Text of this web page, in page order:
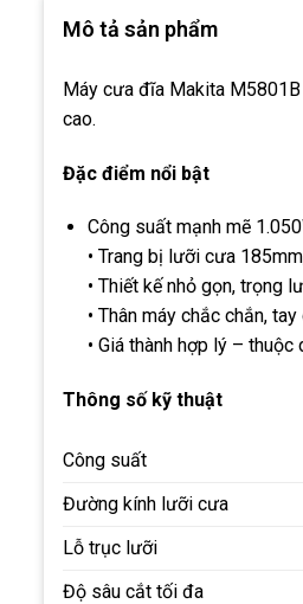
Mô tả sản phẩm
Máy cưa đĩa Makita
cao.
Đặc điểm nổi bật
Công suất mạnh mẽ
• Trang bị lưỡi cưa
• Thiết kế nhỏ gọn, trọng
• Thân máy chắc chắn,
• Giá thành hợp lý –
Thông số kỹ thuật
Công suất
Đường kính lưỡi cưa
Lỗ trục lưỡi
Độ sâu cắt tối đa